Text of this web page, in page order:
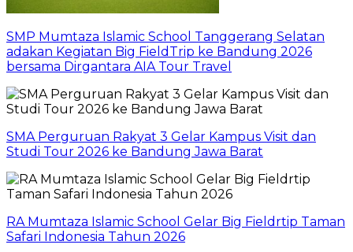
SMP Mumtaza Islamic School Tanggerang Selatan
adakan Kegiatan Big FieldTrip ke Bandung 2026
bersama Dirgantara AIA Tour Travel
SMA Perguruan Rakyat 3 Gelar Kampus Visit dan
Studi Tour 2026 ke Bandung Jawa Barat
RA Mumtaza Islamic School Gelar Big Fieldrtip Taman
Safari Indonesia Tahun 2026